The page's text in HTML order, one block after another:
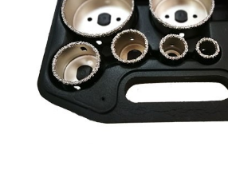
РАССЛЕДОВАНИЕ
СВЯЗАТЬСЯ С НАМИ